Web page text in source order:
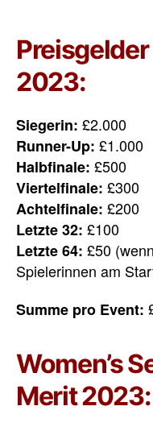
Preisgelder
2023:
Siegerin: £2.000
Runner-Up: £1.000
Halbfinale: £500
Viertelfinale: £300
Achtelfinale: £200
Letzte 32: £100
Letzte 64: £50
Spielerinnen am
Summe pro Event:
Women’s
Merit 2023: